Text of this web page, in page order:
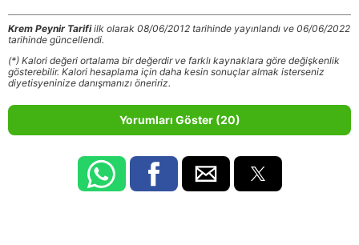
Krem Peynir Tarifiilk olarak 08/06/2012 tarihinde yayınlandı ve 06/06/2022
tarihinde güncellendi.
(*) Kalori değeri ortalama bir değerdir ve farklı kaynaklara göre değişkenlik
gösterebilir. Kalori hesaplama için daha kesin sonuçlar almak isterseniz
diyetisyeninize danışmanızı öneririz.
Yorumları Göster (20)